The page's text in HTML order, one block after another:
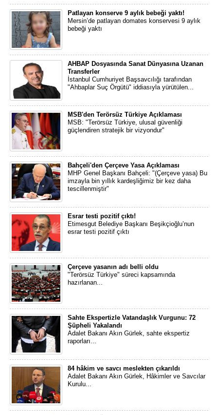
Patlayan konserve 9 aylık bebeği yaktı!
Mersin’de patlayan domates konservesi 9 aylık
bebeği yaktı
AHBAP Dosyasında Sanat Dünyasına Uzanan
Transferler
İstanbul Cumhuriyet Başsavcılığı tarafından
"Ahbaplar Suç Örgütü" iddiasıyla yürütülen...
MSB'den Terörsüz Türkiye Açıklaması
MSB: "Terörsüz Türkiye, ulusal güvenliği
güçlendiren stratejik bir vizyondur"
Bahçeli'den Çerçeve Yasa Açıklaması
MHP Genel Başkanı Bahçeli: "(Çerçeve yasa) Bu
imzayla bin yıllık kardeşliğimiz bir kez daha
tescillenmiştir"
Esrar testi pozitif çıktı!
Etimesgut Belediye Başkanı Beşikçioğlu’nun
esrar testi pozitif çıktı
Çerçeve yasanın adı belli oldu
"Terörsüz Türkiye" süreci kapsamında
hazırlanan...
Sahte Ekspertizle Vatandaşlık Vurgunu: 72
Şüpheli Yakalandı
Adalet Bakanı Akın Gürlek, sahte ekspertiz
raporları...
84 hâkim ve savcı meslekten çıkarıldı
Adalet Bakanı Akın Gürlek, Hâkimler ve Savcılar
Kurulu...